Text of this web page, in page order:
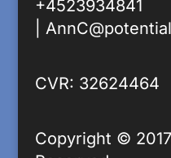
+4523934841
CVR: 32624464
Copyright ©